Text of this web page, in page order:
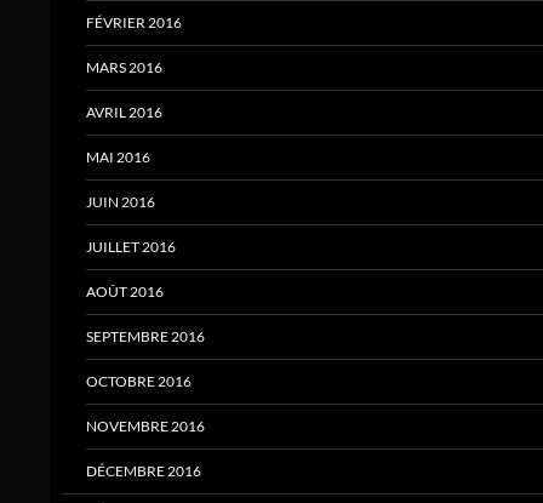
FÉVRIER 2016
MARS 2016
AVRIL 2016
MAI 2016
JUIN 2016
JUILLET 2016
AOÛT 2016
SEPTEMBRE 2016
OCTOBRE 2016
NOVEMBRE 2016
DÉCEMBRE 2016